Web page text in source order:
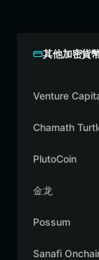
其他加密貨
Venture
Chamath
PlutoCoin
金龙
Possum
Sanafi